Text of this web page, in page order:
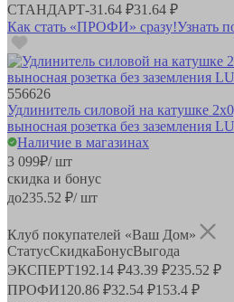
СТАНДАРТ-31.64 ₽31.64 ₽
Как стать «ПРОФИ» сразу!Узнать
556626
Удлинитель силовой на катушке
выносная розетка без заземления
Наличие в магазинах
3 099₽/ шт
скидка и бонус
до235.52 ₽/ шт
Клуб покупателей «Ваш Дом»
СтатусСкидкаБонусВыгода
ЭКСПЕРТ192.14 ₽43.39 ₽235.52 ₽
ПРОФИ120.86 ₽32.54 ₽153.4 ₽